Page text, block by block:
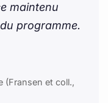
maintenu
programme.
(Fransen et coll.,